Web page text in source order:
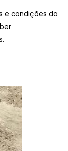
e condições da